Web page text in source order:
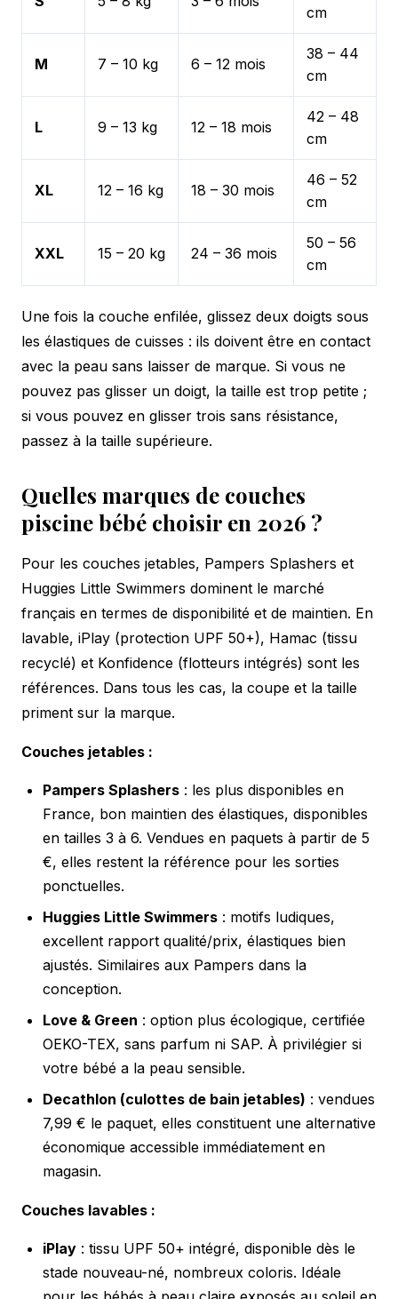
cm
M 7 – 10 kg 6 – 12 mois
38 – 44
cm
L 9 – 13 kg 12 – 18 mois
42 – 48
cm
XL 12 – 16 kg 18 – 30 mois
46 – 52
cm
XXL 15 – 20 kg 24 – 36 mois
50 – 56
cm
Une fois la couche enfilée, glissez deux doigts sous
les élastiques de cuisses : ils doivent être en contact
avec la peau sans laisser de marque. Si vous ne
pouvez pas glisser un doigt, la taille est trop petite ;
si vous pouvez en glisser trois sans résistance,
passez à la taille supérieure.
Quelles marques de couches
piscine bébé choisir en 2026 ?
Pour les couches jetables, Pampers Splashers et
Huggies Little Swimmers dominent le marché
français en termes de disponibilité et de maintien. En
lavable, iPlay (protection UPF 50+), Hamac (tissu
recyclé) et Konfidence (flotteurs intégrés) sont les
références. Dans tous les cas, la coupe et la taille
priment sur la marque.
Couches jetables :
Pampers Splashers : les plus disponibles en
France, bon maintien des élastiques, disponibles
en tailles 3 à 6. Vendues en paquets à partir de 5
€, elles restent la référence pour les sorties
ponctuelles.
Huggies Little Swimmers : motifs ludiques,
excellent rapport qualité/prix, élastiques bien
ajustés. Similaires aux Pampers dans la
conception.
Love & Green : option plus écologique, certifiée
OEKO-TEX, sans parfum ni SAP. À privilégier si
votre bébé a la peau sensible.
Decathlon (culottes de bain jetables) : vendues
7,99 € le paquet, elles constituent une alternative
économique accessible immédiatement en
magasin.
Couches lavables :
iPlay : tissu UPF 50+ intégré, disponible dès le
stade nouveau-né, nombreux coloris. Idéale